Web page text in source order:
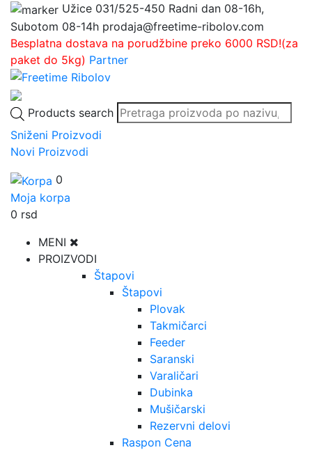
Užice 031/525-450 Radni dan 08-16h,
Subotom 08-14h prodaja@freetime-ribolov.com
Besplatna dostava na porudžbine preko 6000 RSD!(za
paket do 5kg) Partner
Products search
Sniženi Proizvodi
Novi Proizvodi
0
Moja korpa
0 rsd
MENI
PROIZVODI
Štapovi
Štapovi
Plovak
Takmičarci
Feeder
Saranski
Varaličari
Dubinka
Mušičarski
Rezervni delovi
Raspon Cena